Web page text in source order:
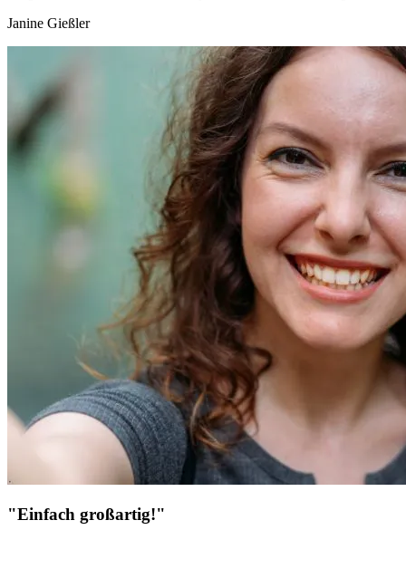
Janine Gießler
"Einfach großartig!"